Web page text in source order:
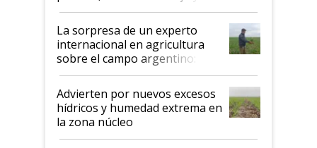
todas las tendencias
La sorpresa de un experto
internacional en agricultura
sobre el campo argentino:
"Estoy muy impresionado"
Advierten por nuevos excesos
hídricos y humedad extrema en
la zona núcleo